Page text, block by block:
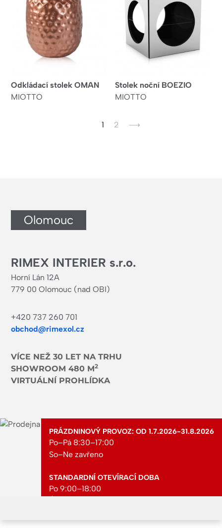
Odkládací stolek OMAN
MIOTTO
Stolek noční BOEZIO
MIOTTO
Aktuální
1 Page
2
Následující
⟶
Olomouc
RIMEX INTERIER s.r.o.
Horní Lán 12A
779 00 Olomouc (nad OBI)
+420 737 260 701
obchod@rimexol.cz
VÍCE NEŽ 30 LET NA TRHU
SHOWROOM 480 M2
VIRTUÁLNÍ PROHLÍDKA
PRÁZDNINOVÝ PROVOZ: OD 1.7.2026-31.8.2026
Po–Pá 8:30–17:00
So–Ne zavřeno
STANDARDNÍ OTEVÍRACÍ DOBA
Po 9:00–18:00
Čt 9:00–18:00